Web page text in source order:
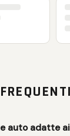
auto adatte